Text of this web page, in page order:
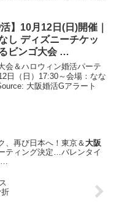
】10月12日(日)開催｜
チケッ
ビンゴ大会 …
会＆ハロウィン婚活パーテ
日（日）17:30～会場：なな
大阪婚活Gアラート
、再び日本へ！東京＆大阪
ティング決定…バレンタイ